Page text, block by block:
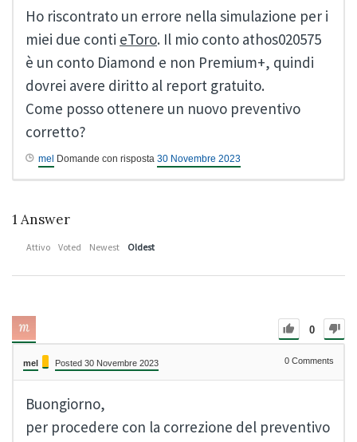
Ho riscontrato un errore nella simulazione per i
miei due conti eToro. Il mio conto athos020575
è un conto Diamond e non Premium+, quindi
dovrei avere diritto al report gratuito.
Come posso ottenere un nuovo preventivo
corretto?
mel Domande con risposta 30 Novembre 2023
1 Answer
Attivo Voted Newest Oldest
0
mel Posted 30 Novembre 2023 0 Comments
Buongiorno,
per procedere con la correzione del preventivo